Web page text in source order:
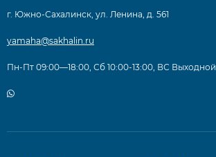
г. Южно-Сахалинск, ул. Ленина, д. 561
yamaha@sakhalin.ru
Пн-Пт 09:00—18:00, Сб 10:00-13:00, ВС Выходной